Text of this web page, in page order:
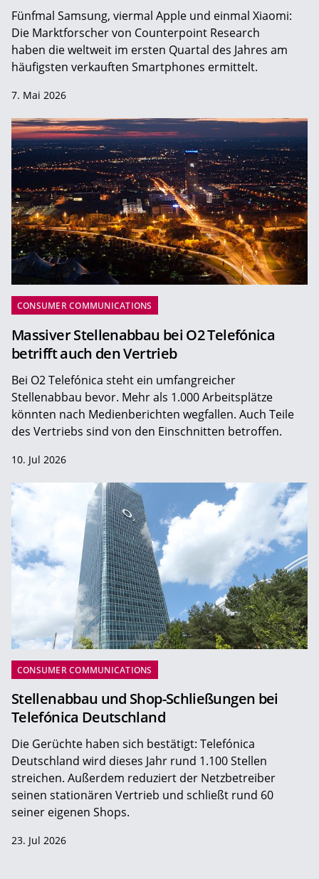
Fünfmal Samsung, viermal Apple und einmal Xiaomi:
Die Marktforscher von Counterpoint Research
haben die weltweit im ersten Quartal des Jahres am
häufigsten verkauften Smartphones ermittelt.
7. Mai 2026
CONSUMER COMMUNICATIONS
Massiver Stellenabbau bei O2 Telefónica
betrifft auch den Vertrieb
Bei O2 Telefónica steht ein umfangreicher
Stellenabbau bevor. Mehr als 1.000 Arbeitsplätze
könnten nach Medienberichten wegfallen. Auch Teile
des Vertriebs sind von den Einschnitten betroffen.
10. Jul 2026
CONSUMER COMMUNICATIONS
Stellenabbau und Shop-Schließungen bei
Telefónica Deutschland
Die Gerüchte haben sich bestätigt: Telefónica
Deutschland wird dieses Jahr rund 1.100 Stellen
streichen. Außerdem reduziert der Netzbetreiber
seinen stationären Vertrieb und schließt rund 60
seiner eigenen Shops.
23. Jul 2026